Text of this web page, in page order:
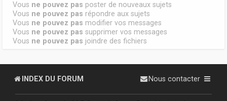
Vous ne pouvez pas poster de nouveaux sujets
Vous ne pouvez pas répondre aux sujets
Vous ne pouvez pas modifier vos messages
Vous ne pouvez pas supprimer vos messages
Vous ne pouvez pas joindre des fichiers
INDEX DU FORUM Nous contacter